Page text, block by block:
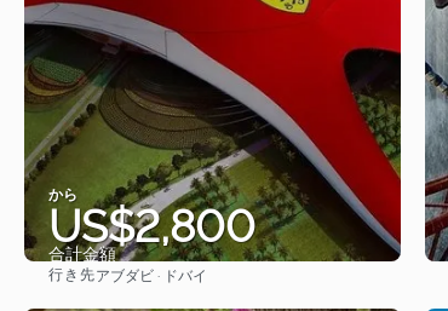
から
US$2,800
合計金額
見る
行き先アブダビ · ドバイ